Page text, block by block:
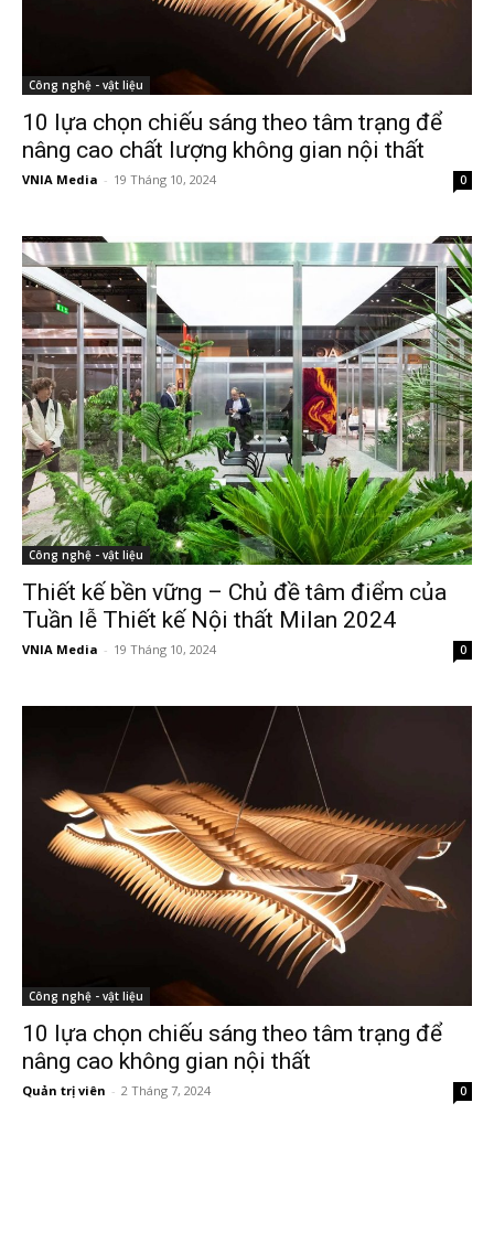
Công nghệ - vật liệu
10 lựa chọn chiếu sáng theo tâm trạng để
nâng cao chất lượng không gian nội thất
VNIA Media - 19 Tháng 10, 2024 0
Công nghệ - vật liệu
Thiết kế bền vững – Chủ đề tâm điểm của
Tuần lễ Thiết kế Nội thất Milan 2024
VNIA Media - 19 Tháng 10, 2024 0
Công nghệ - vật liệu
10 lựa chọn chiếu sáng theo tâm trạng để
nâng cao không gian nội thất
Quản trị viên - 2 Tháng 7, 2024 0